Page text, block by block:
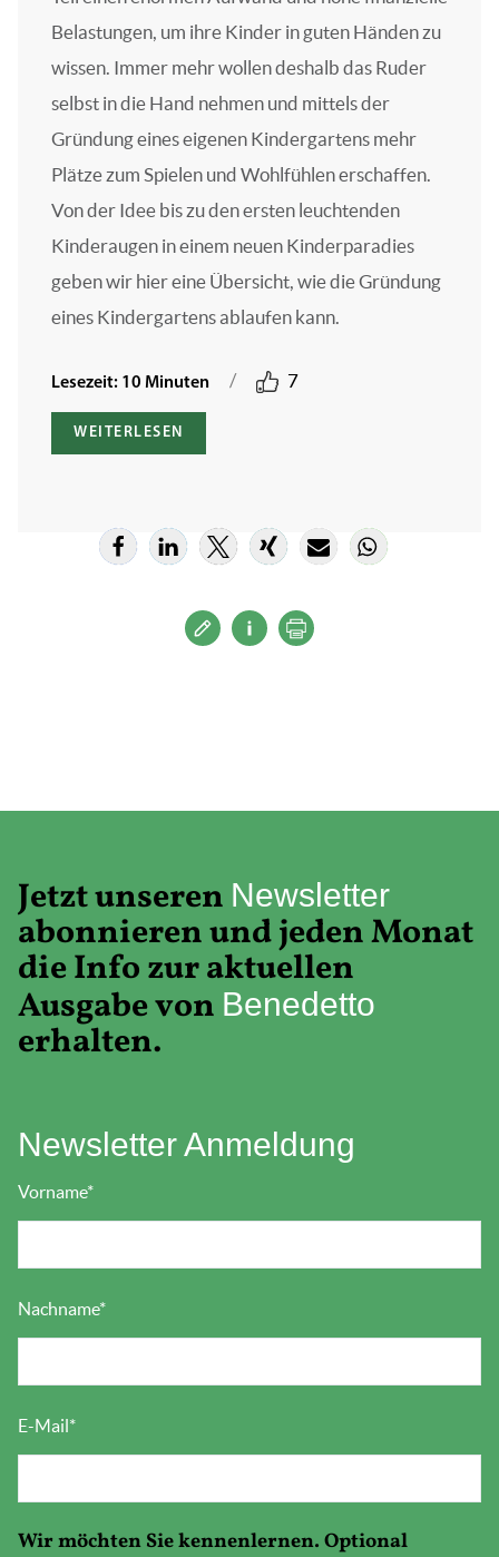
Belastungen, um ihre Kinder in guten Händen zu
wissen. Immer mehr wollen deshalb das Ruder
selbst in die Hand nehmen und mittels der
Gründung eines eigenen Kindergartens mehr
Plätze zum Spielen und Wohlfühlen erschaffen.
Von der Idee bis zu den ersten leuchtenden
Kinderaugen in einem neuen Kinderparadies
geben wir hier eine Übersicht, wie die Gründung
eines Kindergartens ablaufen kann.
Lesezeit: 10 Minuten / 7
WEITERLESEN
Jetzt unseren Newsletter
abonnieren und jeden Monat
die Info zur aktuellen
Ausgabe von Benedetto
erhalten.
Newsletter Anmeldung
Vorname*
Nachname*
E-Mail*
Wir möchten Sie kennenlernen. Optional